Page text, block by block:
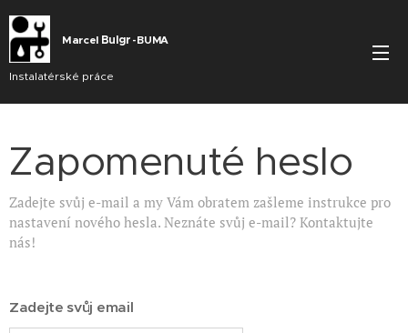
Marcel Bulgr -BUMA
Instalatérské práce
Zapomenuté heslo
Zadejte svůj e-mail a my Vám obratem zašleme instrukce pro
nastavení nového hesla. Neznáte svůj e-mail? Kontaktujte
nás!
Zadejte svůj email